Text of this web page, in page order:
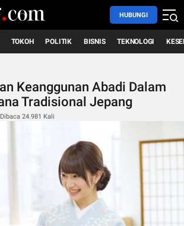
HUBUNGI
TOKOH POLITIK BISNIS TEKNOLOGI
Keanggunan Abadi Dalam
Tradisional Jepang
24.981 Kali